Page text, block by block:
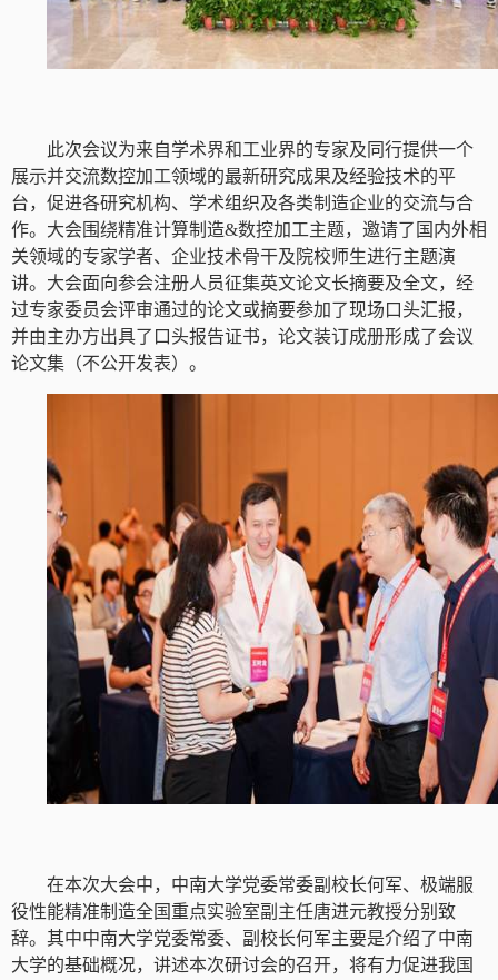
此次会议为来自学术界和工业界的专家及同行提供一个
展示并交流数控加工领域的最新研究成果及经验技术的平
台，促进各研究机构、学术组织及各类制造企业的交流与合
作。大会围绕精准计算制造&数控加工主题，邀请了国内外相
关领域的专家学者、企业技术骨干及院校师生进行主题演
讲。大会面向参会注册人员征集英文论文长摘要及全文，经
过专家委员会评审通过的论文或摘要参加了现场口头汇报，
并由主办方出具了口头报告证书，论文装订成册形成了会议
论文集（不公开发表）。
在本次大会中，中南大学党委常委副校长何军、 极端服
役性能精准制造全国重点实验室副主任唐进元教授分别致
辞。其中中南大学党委常委、副校长何军主要是介绍了中南
大学的基础概况，讲述本次研讨会的召开，将有力促进我国